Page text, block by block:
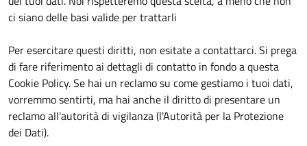
ci siano delle basi valide per trattarli
Per esercitare questi diritti, non esitate a contattarci. Si prega
di fare riferimento ai dettagli di contatto in fondo a questa
Cookie Policy. Se hai un reclamo su come gestiamo i tuoi dati,
vorremmo sentirti, ma hai anche il diritto di presentare un
reclamo all'autorità di vigilanza (l'Autorità per la Protezione
dei Dati).